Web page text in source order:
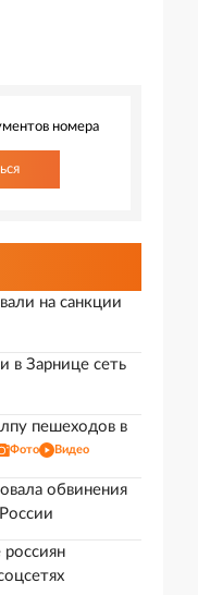
номера
на санкции
в Зарнице сеть
пешеходов в
Фото Видео
обвинения